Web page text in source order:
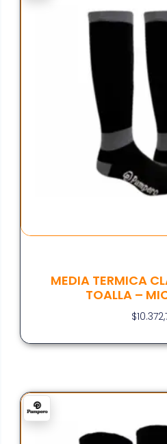
MEDIA TERMICA
TOALLA –
$